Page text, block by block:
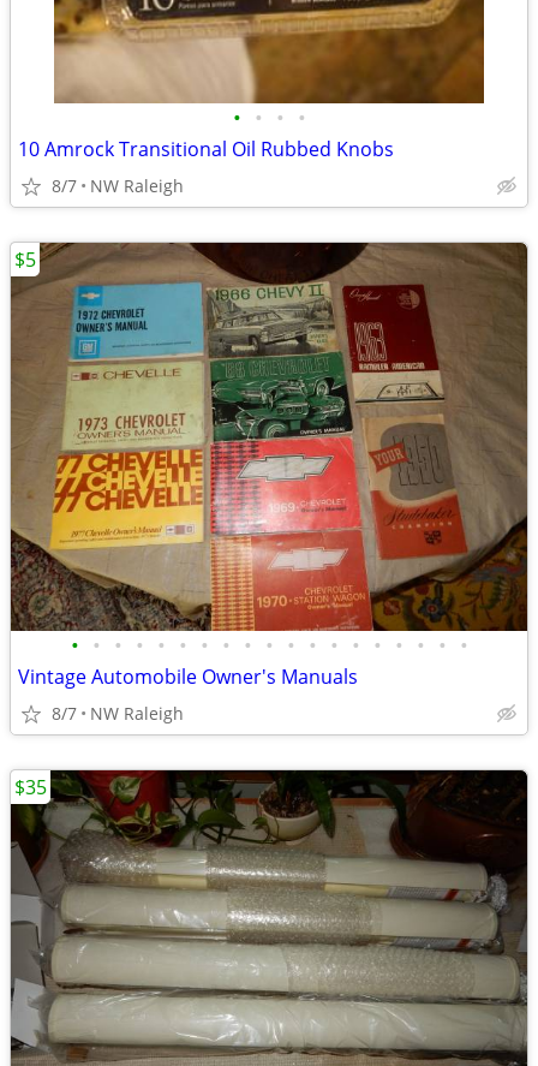
• • • •
10 Amrock Transitional Oil Rubbed Knobs
8/7 NW Raleigh
• • • • • • • • • • • • • • • • • • •
Vintage Automobile Owner's Manuals
8/7 NW Raleigh
$5
$35